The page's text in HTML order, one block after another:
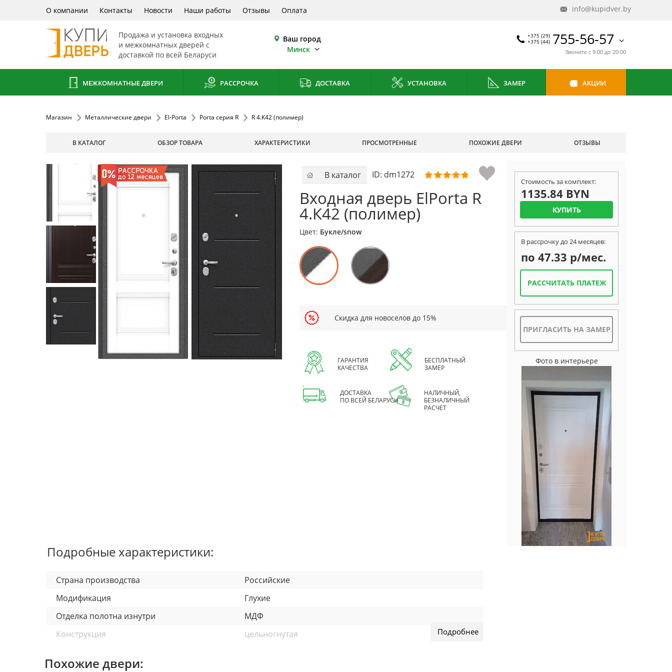
О компании Контакты Новости Наши работы Отзывы Оплата info@kupidver.by
Продажа и установка входных
и межкомнатных дверей с
доставкой по всей Беларуси
Ваш город
Минск
+375 (29)
+375 (44) 755-56-57
Звоните с 9:00 до 20:00
МЕЖКОМНАТНЫЕ ДВЕРИ РАССРОЧКА ДОСТАВКА УСТАНОВКА ЗАМЕР АКЦИИ
Магазин Металлические двери El-Porta Porta серия R R 4.К42 (полимер)
В КАТАЛОГ ОБЗОР ТОВАРА ХАРАКТЕРИСТИКИ ПРОСМОТРЕННЫЕ ПОХОЖИЕ ДВЕРИ ОТЗЫВЫ
В каталог ID: dm1272
Входная дверь ElPorta R
4.К42 (полимер)
Цвет: Букле/snow
Скидка для новоселов до 15%
ГАРАНТИЯ
КАЧЕСТВА
ДОСТАВКА
ПО ВСЕЙ БЕЛАРУСИ
БЕСПЛАТНЫЙ
ЗАМЕР
НАЛИЧНЫЙ,
БЕЗНАЛИЧНЫЙ
РАСЧЕТ
Стоимость за комплект:
1135.84 BYN
КУПИТЬ
В рассрочку до 24 месяцев:
по 47.33 р/мес.
РАССЧИТАТЬ ПЛАТЕЖ
ПРИГЛАСИТЬ НА ЗАМЕР
Фото в интерьере
Подробные характеристики:
Страна производства
Российские
Модификация
Глухие
Отделка полотна изнутри
МДФ
Конструкция
цельногнутая
Похожие двери: